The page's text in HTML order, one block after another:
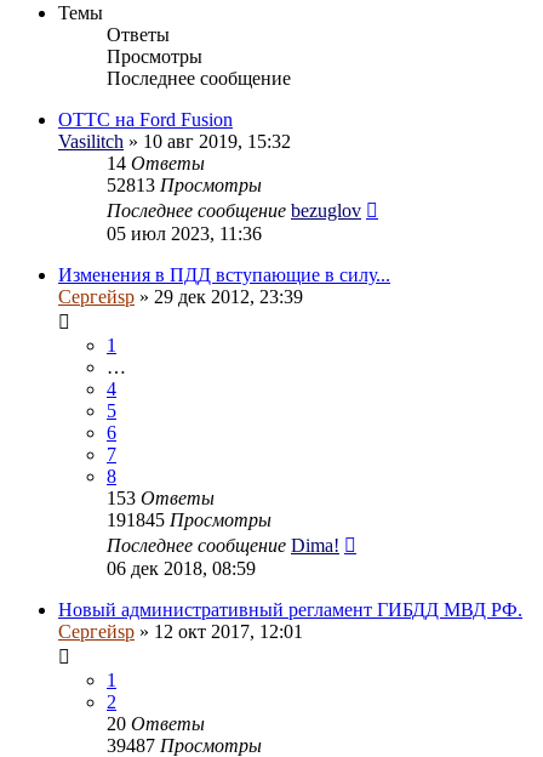
Темы
Ответы
Просмотры
Последнее сообщение
ОТТС на Ford Fusion
Vasilitch » 10 авг 2019, 15:32
14 Ответы
52813 Просмотры
Последнее сообщение bezuglov
05 июл 2023, 11:36
Изменения в ПДД вступающие в силу...
Сергейsp » 29 дек 2012, 23:39
1
…
4
5
6
7
8
153 Ответы
191845 Просмотры
Последнее сообщение Dima!
06 дек 2018, 08:59
Новый административный регламент ГИБДД МВД РФ.
Сергейsp » 12 окт 2017, 12:01
1
2
20 Ответы
39487 Просмотры